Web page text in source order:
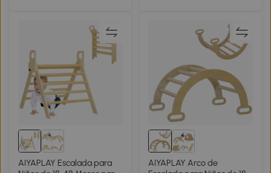
AIYAPLAY Escalada para
AIYAPLAY Arco de